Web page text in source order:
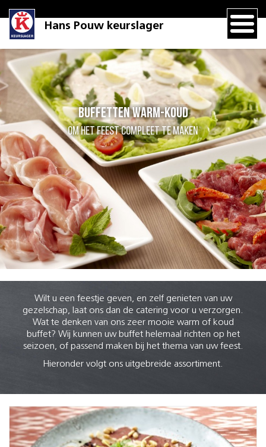
Hans Pouw keurslager
Buffetten warm-koud
Om het feest compleet te maken
Wilt u een feestje geven, en zelf genieten van uw
gezelschap, laat ons dan de catering voor u verzorgen.
Wat te denken van ons zeer mooie warm of koud
buffet? Wij kunnen uw buffet helemaal richten op het
seizoen, of passend maken bij het thema van uw feest.
Hieronder volgt ons uitgebreide assortiment.